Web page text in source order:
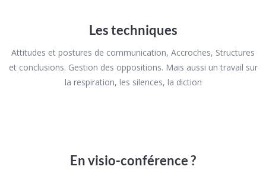
Les techniques
Attitudes et postures de communication, Accroches, Structures
et conclusions. Gestion des oppositions. Mais aussi un travail sur
la respiration, les silences, la diction
En visio-conférence ?